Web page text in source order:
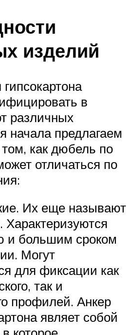
изделий
в
различных
начала предлагаем
как дюбель по
отличаться по
Их еще называют
и большим сроком
Могут
для фиксации как
так и
профилей. Анкер
являет собой